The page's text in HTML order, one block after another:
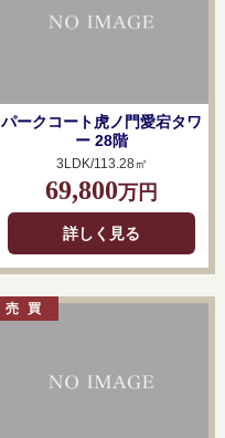
パークコート虎ノ門愛宕タワ
ー 28階
3LDK/113.28㎡
69,800万円
詳しく見る